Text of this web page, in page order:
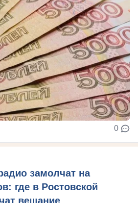
0
замолчат на
где в Ростовской
вещание